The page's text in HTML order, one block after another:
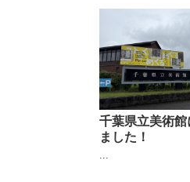
千葉県立美術館
ました！